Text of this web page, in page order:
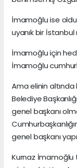
İmamoğlu ise
uyanık bir
İmamoğlu için
İmamoğlu
Ama elinin
Belediye
genel başkanı
genel başkanı
Kurnaz İmamoğlu